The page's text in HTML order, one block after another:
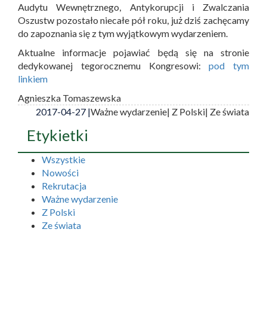
Audytu Wewnętrznego, Antykorupcji i Zwalczania
Oszustw pozostało niecałe pół roku, już dziś zachęcamy
do zapoznania się z tym wyjątkowym wydarzeniem.
Aktualne informacje pojawiać będą się na stronie
dedykowanej tegorocznemu Kongresowi:pod tym
linkiem
Agnieszka Tomaszewska
2017-04-27 |Ważne wydarzenie| Z Polski| Ze świata
Etykietki
Wszystkie
Nowości
Rekrutacja
Ważne wydarzenie
Z Polski
Ze świata